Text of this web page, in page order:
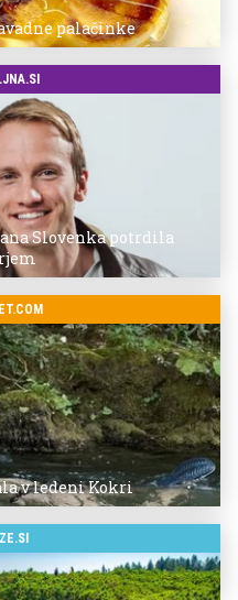
palačinke
Slovenka potrdila
v ledeni Kokri